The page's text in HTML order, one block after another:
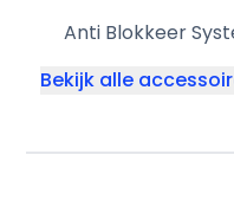
Anti Blokkeer
Bekijk alle